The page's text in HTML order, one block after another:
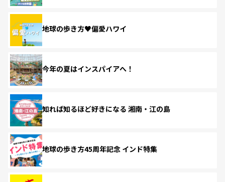
地球の歩き方♥偏愛ハワイ
今年の夏はインスパイアへ！
知れば知るほど好きになる 湘南・江の島
地球の歩き方45周年記念 インド特集